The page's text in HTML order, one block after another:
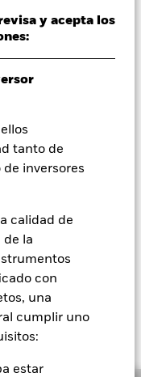
y acepta los
tanto de
inversores
calidad de
de la
con
una
cumplir uno
estar
más líneas de
accionistas si